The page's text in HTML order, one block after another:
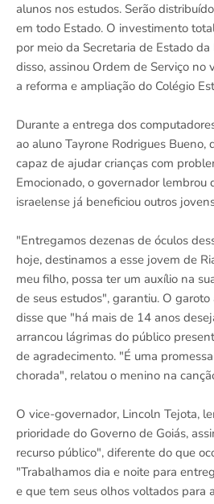
alunos nos estudos. Serão
em todo Estado. O investimento
por meio da Secretaria de Estado
disso, assinou Ordem de Serviço
a reforma e ampliação do Colégio
Durante a entrega dos
ao aluno Tayrone Rodrigues Bueno,
capaz de ajudar crianças com
Emocionado, o governador lembrou
israelense já beneficiou outros
"Entregamos dezenas de óculos
hoje, destinamos a esse jovem de
meu filho, possa ter um auxílio na
de seus estudos", garantiu. O
disse que "há mais de 14 anos
arrancou lágrimas do público
de agradecimento. "É uma
chorada", relatou o menino na
O vice-governador, Lincoln Tejota,
prioridade do Governo de Goiás,
recurso público", diferente do que
"Trabalhamos dia e noite para
e que tem seus olhos voltados para